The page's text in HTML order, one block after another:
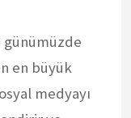
günümüzde
en büyük
medyayı